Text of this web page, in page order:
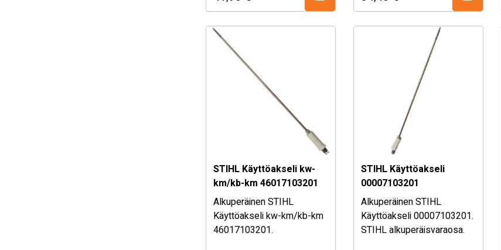
osan sopivuudesta, kysy
myymälästämme!
osan sopivuudesta, kysy
myymälästämme!
STIHL Käyttöakseli kw-
km/kb-km 46017103201
Alkuperäinen STIHL
Käyttöakseli kw-km/kb-km
46017103201.
STIHL Käyttöakseli
00007103201
Alkuperäinen STIHL
Käyttöakseli 00007103201.
STIHL alkuperäisvaraosa.